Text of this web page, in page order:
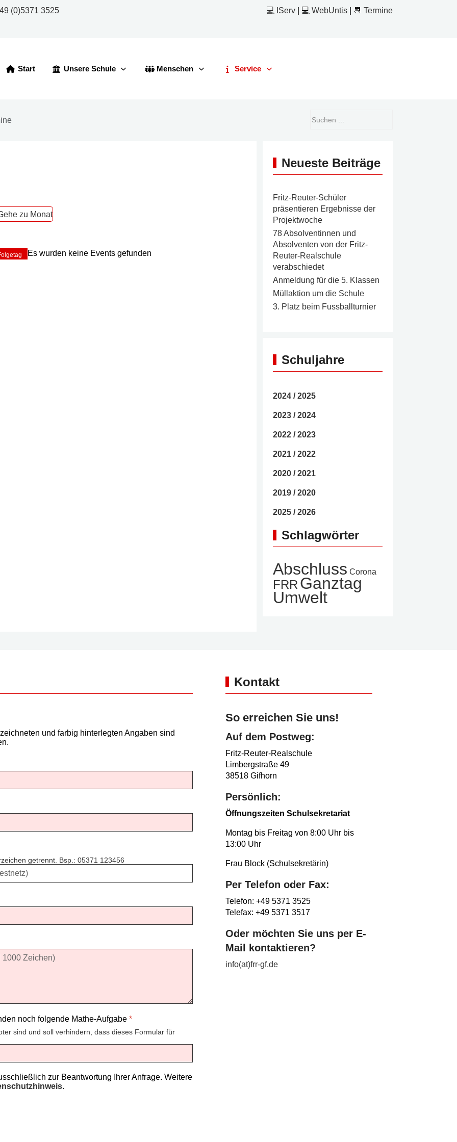
(0)5371 3525
💻 IServ | 💻 WebUntis | 📆 Termine
Start Unsere Schule Menschen Service
zu Monat
Es wurden keine Events gefunden
Neueste Beiträge
Fritz-Reuter-Schüler
präsentieren Ergebnisse der
Projektwoche
78 Absolventinnen und
Absolventen von der Fritz-
Reuter-Realschule
verabschiedet
Anmeldung für die 5. Klassen
Müllaktion um die Schule
3. Platz beim Fussballturnier
Schuljahre
2024 / 2025
2023 / 2024
2022 / 2023
2021 / 2022
2020 / 2021
2019 / 2020
2025 / 2026
Schlagwörter
Abschluss Corona
FRR Ganztag
Umwelt
und farbig hinterlegten Angaben sind
getrennt. Bsp.: 05371 123456
noch folgende Mathe-Aufgabe *
sind und soll verhindern, dass dieses Formular für
zur Beantwortung Ihrer Anfrage. Weitere
.
Kontakt
So erreichen Sie uns!
Auf dem Postweg:
Fritz-Reuter-Realschule
Limbergstraße 49
38518 Gifhorn
Persönlich:
Öffnungszeiten Schulsekretariat
Montag bis Freitag von 8:00 Uhr bis
13:00 Uhr
Frau Block (Schulsekretärin)
Per Telefon oder Fax:
Telefon: +49 5371 3525
Telefax: +49 5371 3517
Oder möchten Sie uns per E-
Mail kontaktieren?
info(at)frr-gf.de